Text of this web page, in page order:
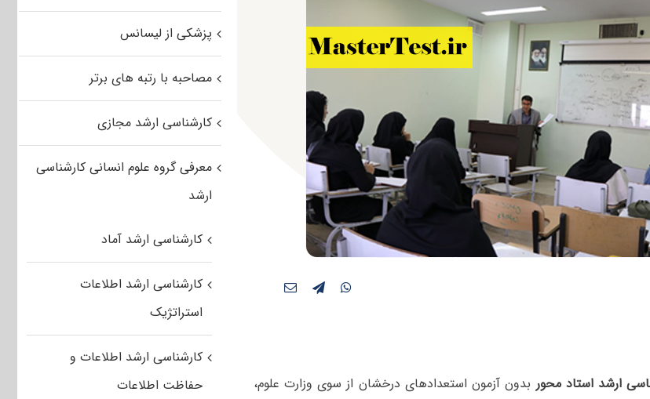
ارشد استاد محوربدون آزمون استعدادهای درخشان از سوی وزارت علوم،
پزشکی از لیسانس
مصاحبه با رتبه های برتر
کارشناسی ارشد مجازی
معرفی گروه علوم انسانی کارشناسی
ارشد
کارشناسی ارشد آماد
کارشناسی ارشد اطلاعات
استراتژیک
کارشناسی ارشد اطلاعات و
حفاظت اطلاعات